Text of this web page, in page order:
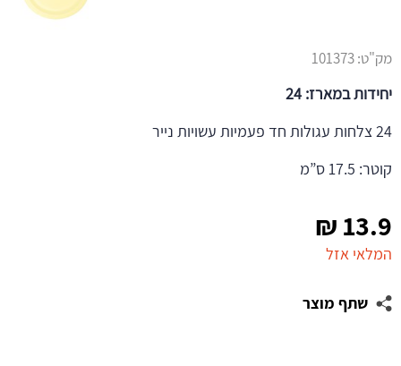
13.9
₪
המלאי אזל
שתף מוצר
מק"ט:101373
יחידות במארז: 24
24 צלחות עגולות חד פעמיות עשויות נייר
קוטר: 17.5 ס”מ